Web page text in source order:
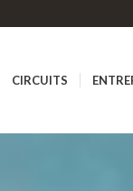
CIRCUITS